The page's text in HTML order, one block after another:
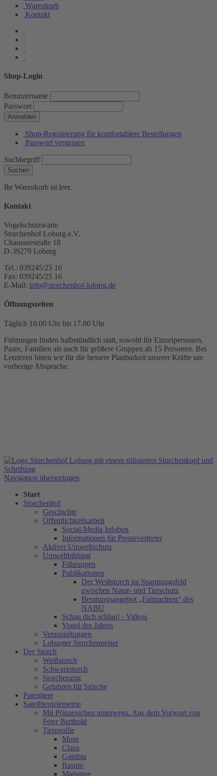
Warenkorb
Kontakt
Shop-Login
Benutzername
Passwort
Anmelden
Shop-Registrierung für komfortablere Bestellungen
Passwort vergessen
Suchbegriff
Suchen
Ihr Warenkorb ist leer.
Kontakt
Vogelschutzwarte
Storchenhof Loburg e.V.
Chausseestraße 18
D-39279 Loburg
Tel.: 039245/25 16
Fax: 039245/25 16
E-Mail: info@storchenhof-loburg.de
Öffnungszeiten
Täglich 10.00 Uhr bis 17.00 Uhr
Führungen finden halbstündlich statt, sowohl für Einzelpersonen,
Paare, Familien als auch für größere Gruppen ab 15 Personen. Bei
Letzteren bitten wir für die bessere Planbarkeit unserer Kräfte um
vorherige Absprache.
Navigation überspringen
Start
Storchenhof
Geschichte
Öffentlichkeitsarbeit
Social-Media Infobox
Informationen für Pressevertreter
Aktiver Umweltschutz
Umweltbildung
Führungen
Publikationen
Der Weißstorch im Spannungsfeld
zwischen Natur- und Tierschutz
Beratungsangebot „Fairpachten“ des
NABU
Schau dich schlau! - Videos
Vogel des Jahres
Veranstaltungen
Loburger Storchennester
Der Storch
Weißstorch
Schwarzstorch
Storchenzug
Gefahren für Störche
Patentiere
Satellitentelemetrie
Mit Prinzesschen unterwegs. Aus dem Vorwort von
Peter Berthold
Tierprofile
Mose
Claus
Gambia
Basuto
Marianne